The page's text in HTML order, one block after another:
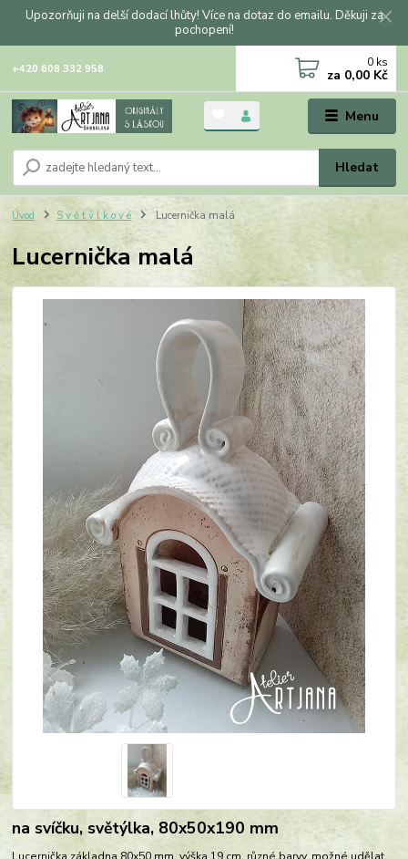
Upozorňuji na delší dodací lhůty! Více na dotaz do emailu. Děkuji za
pochopení!
Menu
Hledat
+420 608 332 958 0 ks
za 0,00 Kč
Úvod S v ě t ý l k o v é Lucernička malá
Lucernička malá
na svíčku, světýlka, 80x50x190 mm
Lucernička základna 80x50 mm, výška 19 cm, různé barvy, možné udělat